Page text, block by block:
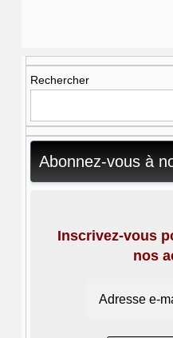
Rechercher
Abonnez-vous à
Inscrivez-vous
nos